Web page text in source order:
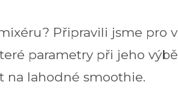
Připravili jsme pro
parametry při jeho
na lahodné smoothie.